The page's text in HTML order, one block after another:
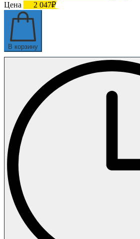
Цена
2 047₽
В корзину